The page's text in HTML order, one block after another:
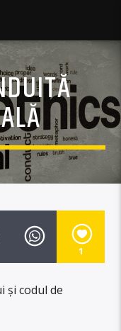
1
și codul de